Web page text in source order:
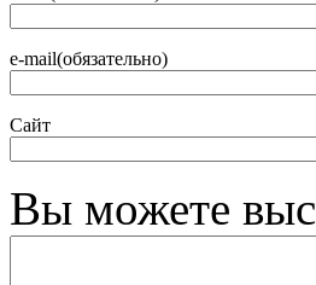
e-mail(обязательно)
Сайт
Вы можете